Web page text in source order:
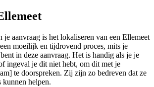
aanvraag is het lokaliseren van een Ellemeet
moeilijk en tijdrovend proces, mits je
in deze aanvraag. Het is handig als je je
ingeval je dit niet hebt, om dit met je
te doorspreken. Zij zijn zo bedreven dat ze
kunnen helpen.